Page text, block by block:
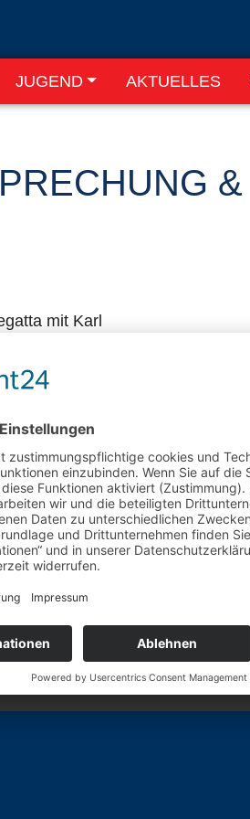
JUGEND AKTUELLES
&
mit Karl